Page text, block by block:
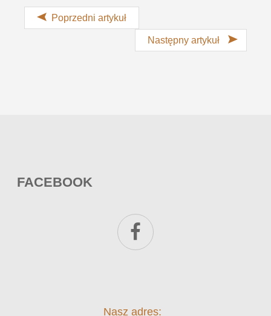
Poprzedni artykuł
Następny artykuł
FACEBOOK
Nasz adres: